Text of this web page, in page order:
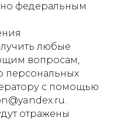
федеральным
любые
вопросам,
персональных
с помощью
отражены